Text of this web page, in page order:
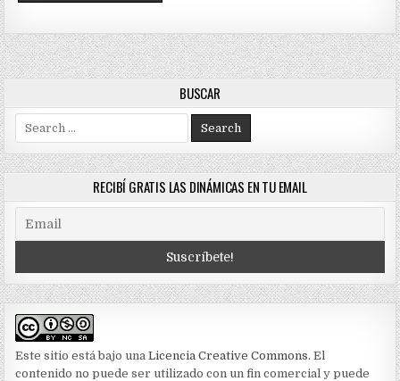
BUSCAR
for:
RECIBÍ GRATIS LAS DINÁMICAS EN TU EMAIL
Este sitio está bajo unaLicencia Creative Commons. El
contenido no puede ser utilizado con un fin comercial y puede